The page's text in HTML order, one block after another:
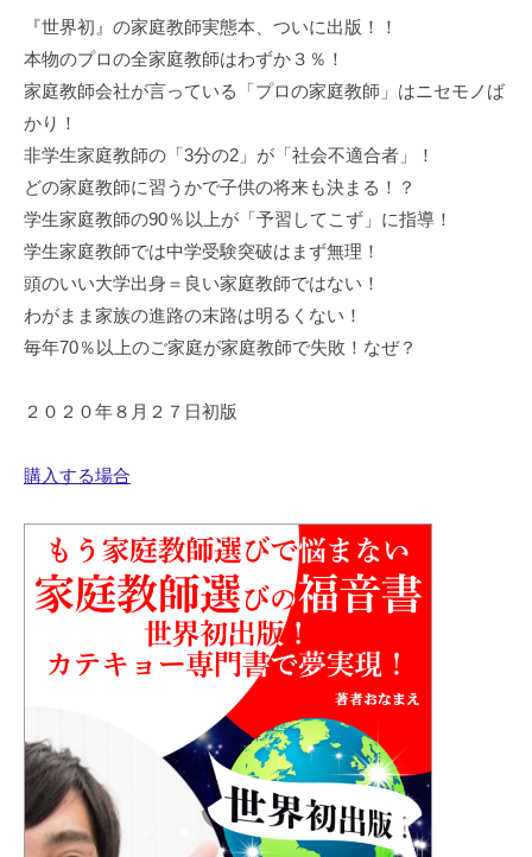
『世界初』の家庭教師実態本、ついに出版！！
本物のプロの全家庭教師はわずか３％！
家庭教師会社が言っている「プロの家庭教師」はニセモノば
かり！
非学生家庭教師の「3分の2」が「社会不適合者」！
どの家庭教師に習うかで子供の将来も決まる！？
学生家庭教師の90％以上が「予習してこず」に指導！
学生家庭教師では中学受験突破はまず無理！
頭のいい大学出身＝良い家庭教師ではない！
わがまま家族の進路の末路は明るくない！
毎年70％以上のご家庭が家庭教師で失敗！なぜ？
２０２０年８月２７日初版
購入する場合